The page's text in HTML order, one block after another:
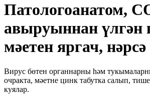
Патологоанатом,
авыруыннан үлгән
мәетен яргач, нәрсә
Вирус бөтен органнарны һәм
очракта, мәетне цинк табутка салып,
куялар.